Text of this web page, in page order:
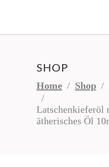
SHOP
Home / Shop /
/
Latschenkieferöl
ätherisches Öl